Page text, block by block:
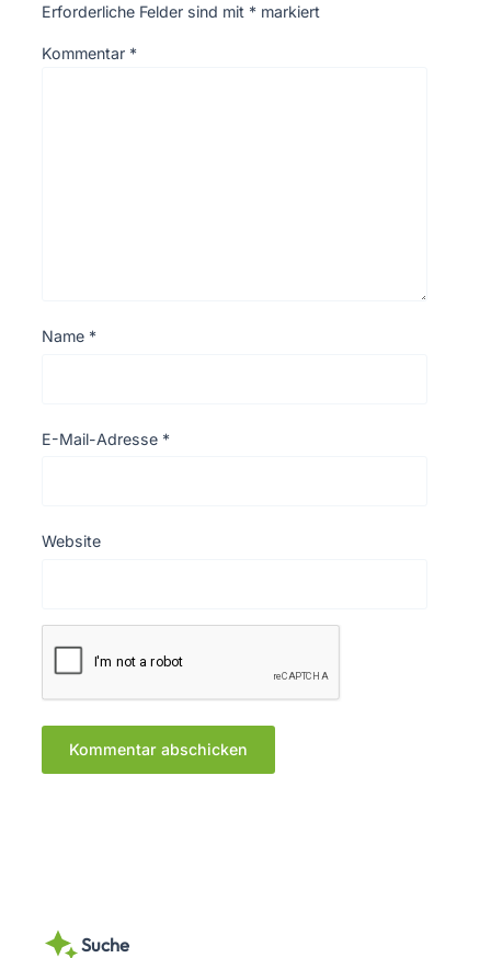
Erforderliche Felder sind mit * markiert
Kommentar *
Name *
E-Mail-Adresse *
Website
Suche